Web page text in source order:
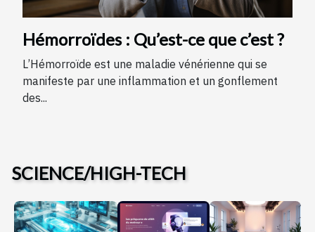
Hémorroïdes : Qu’est-ce que c’est ?
L’Hémorroïde est une maladie vénérienne qui se
manifeste par une inflammation et un gonflement
des...
SCIENCE/HIGH-TECH